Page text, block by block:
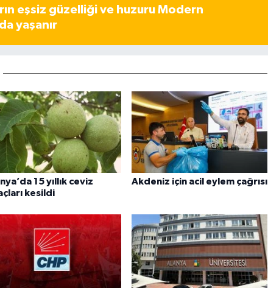
eşsiz güzelliği ve huzuru Modern
yaşanır
15 yıllık ceviz
kesildi
Akdeniz için acil eylem çağrısı